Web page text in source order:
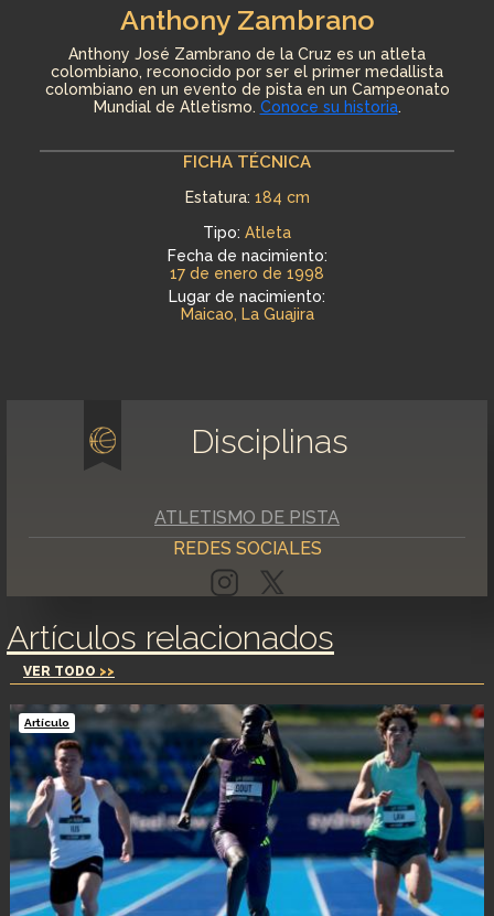
Anthony Zambrano
Anthony José Zambrano de la Cruz es un atleta
colombiano, reconocido por ser el primer medallista
colombiano en un evento de pista en un Campeonato
Mundial de Atletismo.​ Conoce su historia.
FICHA TÉCNICA
Estatura: 184 cm
Tipo: Atleta
Fecha de nacimiento:
17 de enero de 1998
Lugar de nacimiento:
Maicao, La Guajira
Disciplinas
ATLETISMO DE PISTA
REDES SOCIALES
Artículos relacionados
VER TODO >>
Artículo